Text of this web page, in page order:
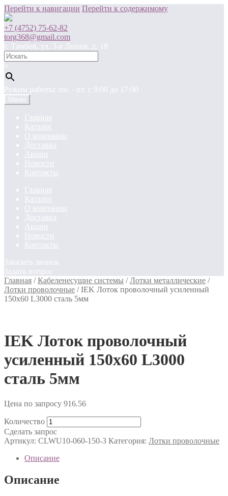
Перейти к навигации Перейти к содержимому
+7 (4752) 75-62-82
torg368@gmail.com
г. Тамбов, ул. 3-я Линия, д. 18
×
Режим работы: пн. - пт. c 9:00 до 17:00
Меню
Главная
Каталог
О компании
Доставка
Акции
Новости
Контакты
Главная
Каталог
О компании
Доставка
Акции
Новости
Контакты
Заказать звонок
Задать вопрос
Главная /Кабеленесущие системы /Лотки металлические /
Лотки проволочные /IEK Лоток проволочный усиленный
150х60 L3000 сталь 5мм
IEK Лоток проволочный
усиленный 150х60 L3000
сталь 5мм
Цена по запросу 916.56
Количество
Сделать запрос
Артикул: CLWU10-060-150-3 Категория: Лотки проволочные
Описание
Описание